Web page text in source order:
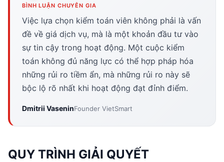
BÌNH LUẬN CHUYÊN GIA
Việc lựa chọn kiểm toán viên không phải là vấn
đề về giá dịch vụ, mà là một khoản đầu tư vào
sự tin cậy trong hoạt động. Một cuộc kiểm
toán không đủ năng lực có thể hợp pháp hóa
những rủi ro tiềm ẩn, mà những rủi ro này sẽ
bộc lộ rõ nhất khi hoạt động đạt đỉnh điểm.
Dmitrii VaseninFounder VietSmart
QUY TRÌNH GIẢI QUYẾT